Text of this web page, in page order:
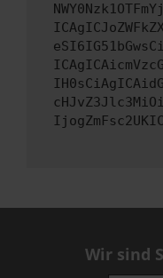
Wir sind